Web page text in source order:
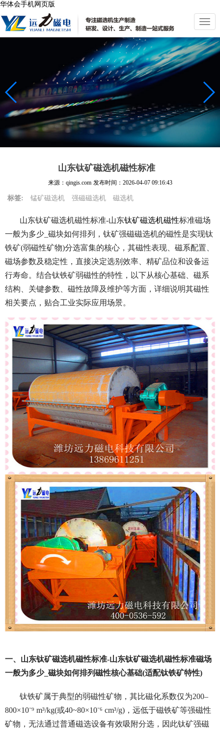
华体会手机网页版
切
换
导
航
山东钛矿磁选机磁性标准
来源：qingis.com 发布时间： 2026-04-07 09:16:43
标签: 锰矿磁选机 强磁磁选机 磁选机
山东钛矿磁选机磁性标准-山东钛矿磁选机磁性标准磁场
一般为多少_磁块如何排列，钛矿强磁磁选机的磁性是实现钛
铁矿(弱磁性矿物)分选富集的核心，其磁性表现、磁系配置、
磁场参数及稳定性，直接决定选别效率、精矿品位和设备运
行寿命。结合钛铁矿弱磁性的特性，以下从核心基础、磁系
结构、关键参数、磁性故障及维护等方面，详细说明其磁性
相关要点，贴合工业实际应用场景。
一、山东钛矿磁选机磁性标准-山东钛矿磁选机磁性标准磁场
一般为多少_磁块如何排列磁性核心基础(适配钛铁矿特性)
钛铁矿属于典型的弱磁性矿物，其比磁化系数仅为200–
800×10⁻⁹ m³/kg(或40~80×10⁻⁶ cm³/g)，远低于磁铁矿等强磁性
矿物，无法通过普通磁选设备有效吸附分选，因此钛矿强磁